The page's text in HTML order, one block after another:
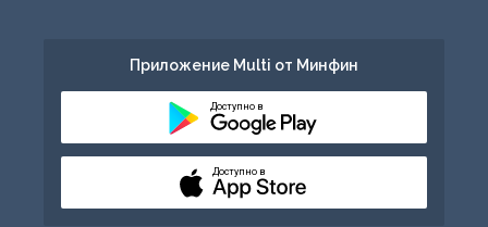
Приложение Multi от Минфин
Доступно в
Доступно в